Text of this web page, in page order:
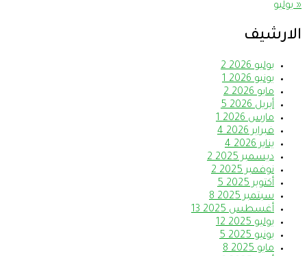
« يوليو
الارشيف
يوليو 2026
2
يونيو 2026
1
مايو 2026
2
أبريل 2026
5
مارس 2026
1
فبراير 2026
4
يناير 2026
4
ديسمبر 2025
2
نوفمبر 2025
2
أكتوبر 2025
5
سبتمبر 2025
8
أغسطس 2025
13
يوليو 2025
12
يونيو 2025
5
مايو 2025
8